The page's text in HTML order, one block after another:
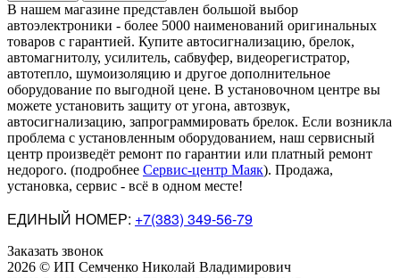
В нашем магазине представлен большой выбор
автоэлектроники - более 5000 наименований оригинальных
товаров с гарантией. Купите автосигнализацию, брелок,
автомагнитолу, усилитель, сабвуфер, видеорегистратор,
автотепло, шумоизоляцию и другое дополнительное
оборудование по выгодной цене. В установочном центре вы
можете установить защиту от угона, автозвук,
автосигнализацию, запрограммировать брелок. Если возникла
проблема с установленным оборудованием, наш сервисный
центр произведёт ремонт по гарантии или платный ремонт
недорого. (подробнее Сервис-центр Маяк). Продажа,
установка, сервис - всё в одном месте!
ЕДИНЫЙ НОМЕР: +7(383) 349-56-79
Заказать звонок
2026 © ИП Семченко Николай Владимирович